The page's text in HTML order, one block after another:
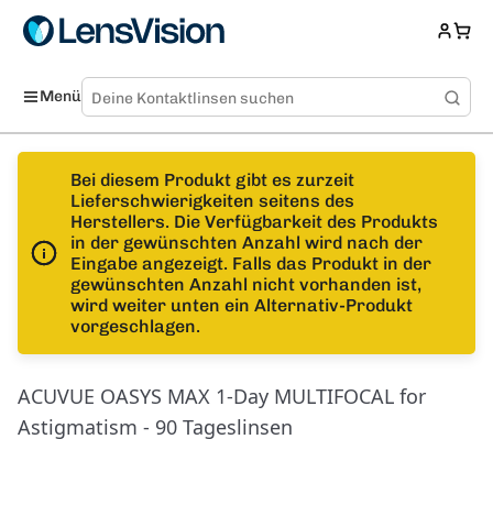
Menü
Bei diesem Produkt gibt es zurzeit
Lieferschwierigkeiten seitens des
Herstellers. Die Verfügbarkeit des Produkts
in der gewünschten Anzahl wird nach der
Eingabe angezeigt. Falls das Produkt in der
gewünschten Anzahl nicht vorhanden ist,
wird weiter unten ein Alternativ-Produkt
vorgeschlagen.
ACUVUE OASYS MAX 1-Day MULTIFOCAL for
Astigmatism - 90 Tageslinsen